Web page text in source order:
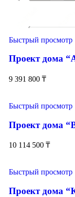
Быстрый просмотр
Проект дома
9 391 800 ₸
Быстрый просмотр
Проект дома
10 114 500 ₸
Быстрый просмотр
Проект дома